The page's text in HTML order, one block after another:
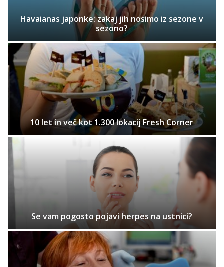
Havaianas japonke: zakaj jih nosimo iz sezone v
sezono?
10 let in več kot 1.300 lokacij Fresh Corner
Se vam pogosto pojavi herpes na ustnici?